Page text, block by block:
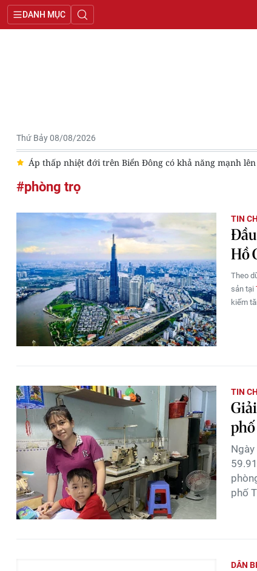
DANH MỤC
Thứ Bảy 08/08/2026
Áp thấp nhiệt đới trên Biển Đông có khả năng mạnh
#phòng trọ
TIN
Hồ
Theo
sản tại
kiếm
TIN
phố
DÂN